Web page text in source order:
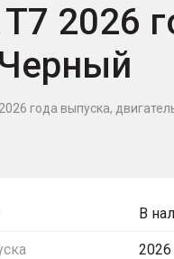
2026
года выпуска,
В
2026